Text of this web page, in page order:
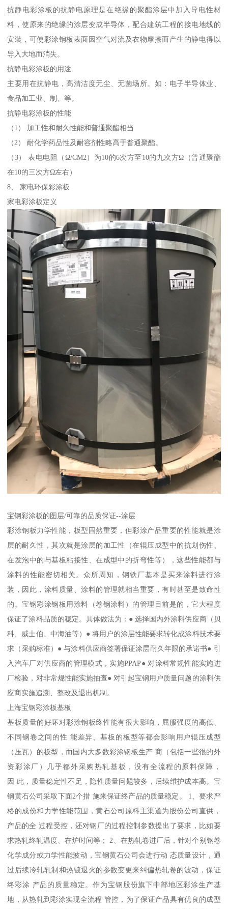
抗静电彩涂板的抗静电原理是在绝缘的聚酯涂层中加入导电性材
料，使原来的绝缘的涂层变成半导体，配合建筑工程的接电地线的
安装，可使彩涂钢板表面因空气对流及衣物摩擦而产生的静电得以
导入大地而消失。
抗静电彩涂板的用途
主要用在抗静电，高清洁度无尘、无菌场所。如：电子半导体业、
食品加工业、制、等。
抗静电彩涂板的性能
（1） 加工性和耐久性能和普通聚酯相当
（2） 耐化学药品性及耐容剂性略高于普通聚酯。
（3） 表电电阻（Ω/CM2）为10的6次方至10的九次方Ω（普通聚酯
在10的三次方Ω左右）
8、 家电环保彩涂板
家电彩涂板定义
宝钢彩涂板的图层/可靠的品质保证--涂层
彩涂钢板力学性能，板型固然重要，但彩涂产品重要的性能就是涂
层的耐久性，其次就是涂层的加工性（在辊压成型中的抗划伤性、
在发泡中的与基板粘接性、在成型中的折弯性等），这些性能都与
涂料的性能密切相关。众所周知，钢铁厂基本是买来涂料进行涂
装，因此，涂料质量、涂料的管理就相当重要，有时甚至是致命性
的。宝钢彩涂钢板用涂料（卷钢涂料）的管理目前是的，它大程度
保证了涂料品质的稳定。具体做法为：● 选择国内外涂料供应商（贝
科、威士伯、中海油等）● 将用户的涂层性能要求转化成涂料技术要
求（采购标准）● 与涂料供应商签署保证涂层耐久年限的承诺书● 引
入汽车厂对供应商的管理模式，实施PPAP● 对涂料常规性能实施进
厂检验，对非常规性能实施抽查● 对引起宝钢用户质量问题的涂料供
应商实施追溯、整改及退出机制。
上海宝钢彩涂板基板
基板质量的好坏对彩涂钢板终性能有很大影响，屈服强度的高低、
不同钢卷之间的性 能差异、基板的板型等都会影响用户辊压成型
（压瓦）的板型，而国内大多数彩涂钢板生产 商（包括一些很的外
资彩涂厂）几乎都外采购热轧基板，没有全流程的原料保障，
因 此，质量稳定性不足，隐性质量问题较多，后续维护成本高。宝
钢黄石公司采取下面2个措 施来保证终产品的质量稳定。 1、要求严
格的成份和力学性能范围，黄石公司原料主渠道为股份公司直供，
产品的全 过程受控，还对钢厂的过程控制参数提出了要求，比如要
求热轧终轧温度、在炉时间等； 2、在热轧卷进厂后，针对个别钢卷
化学成分或力学性能波动，宝钢黄石公司会进行动 态质量设计，通
过后续冷轧轧制和热镀退火的参数变更来纠偏热轧卷的波动，保证
终彩涂 产品的质量稳定。作为宝钢股份旗下中部地区彩涂生产基
地，从热轧到彩涂实现全流程 管控，为了保证产品具有优良的成型